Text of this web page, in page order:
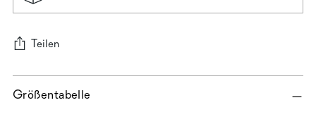
Teilen
in
Größentabelle